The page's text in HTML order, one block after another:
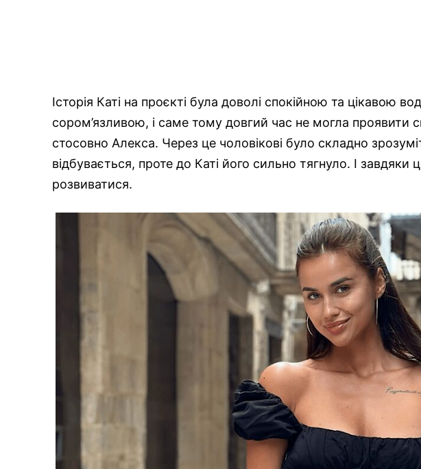
Історія Каті на проєкті була доволі спокійною та цікавою
сором’язливою, і саме тому довгий час не могла проявити
стосовно Алекса. Через це чоловікові було складно
відбувається, проте до Каті його сильно тягнуло. І завдяки
розвиватися.